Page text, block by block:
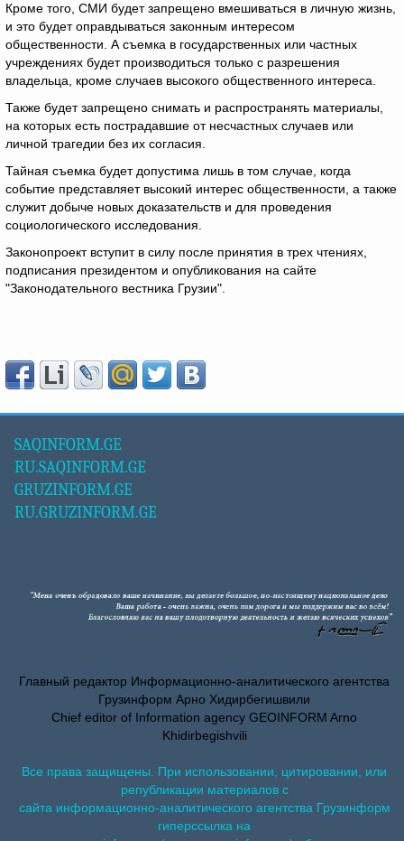
Кроме того, СМИ будет запрещено вмешиваться в личную жизнь,
и это будет оправдываться законным интересом
общественности. А съемка в государственных или частных
учреждениях будет производиться только с разрешения
владельца, кроме случаев высокого общественного интереса.
Также будет запрещено снимать и распространять материалы,
на которых есть пострадавшие от несчастных случаев или
личной трагедии без их согласия.
Тайная съемка будет допустима лишь в том случае, когда
событие представляет высокий интерес общественности, а также
служит добыче новых доказательств и для проведения
социологического исследования.
Законопроект вступит в силу после принятия в трех чтениях,
подписания президентом и опубликования на сайте
"Законодательного вестника Грузии".
SAQINFORM.GE
RU.SAQINFORM.GE
GRUZINFORM.GE
RU.GRUZINFORM.GE
Главный редактор Информационно-аналитического агентства
Грузинформ Арно Хидирбегишвили
Chief editor of Information agency GEOINFORM Arno
Khidirbegishvili
Все права защищены. При использовании, цитировании, или
републикации материалов с
сайта информационно-аналитического агентства Грузинформ
гиперссылка на